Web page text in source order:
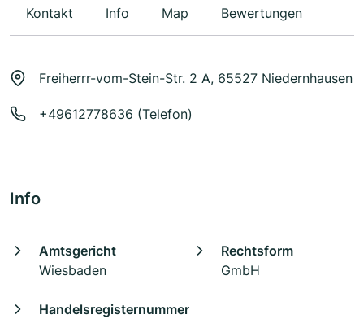
Kontakt Info Map Bewertungen
Freiherrr-vom-Stein-Str. 2 A, 65527 Niedernhausen
+49612778636 (Telefon)
Info
Amtsgericht
Wiesbaden
Rechtsform
GmbH
Handelsregisternummer